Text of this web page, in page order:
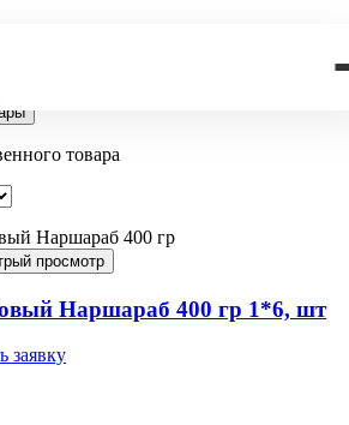
товара
просмотр
Наршараб 400 гр 1*6, шт
заявку